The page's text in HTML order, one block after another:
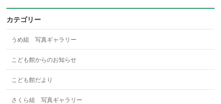
カテゴリー
うめ組 写真ギャラリー
こども館からのお知らせ
こども館だより
さくら組 写真ギャラリー